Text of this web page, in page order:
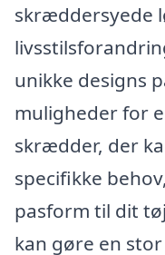
skræddersyede
unikke designs
muligheder for
skrædder, der
specifikke
pasform til dit
kan gøre en